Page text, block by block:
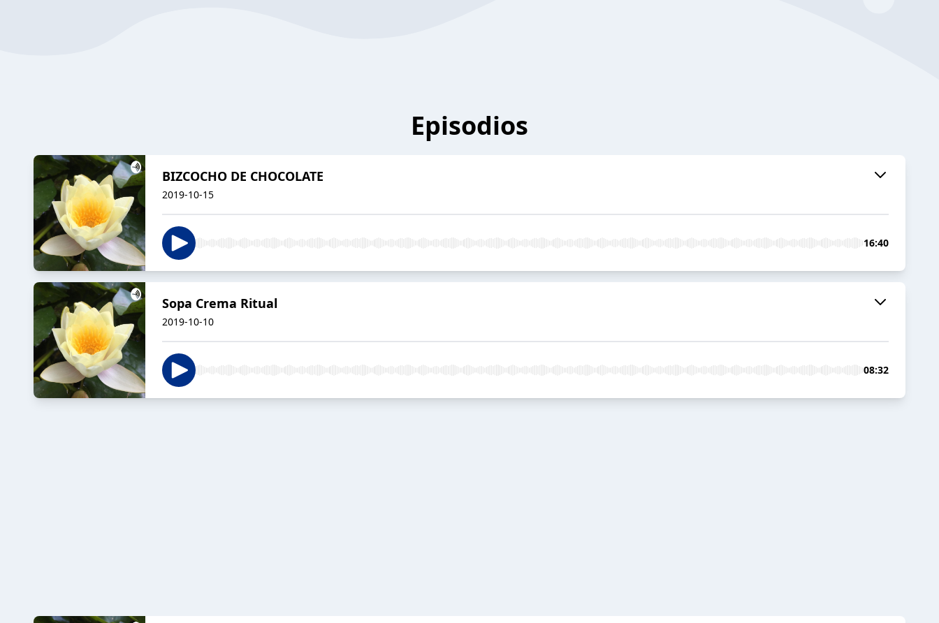
Episodios
BIZCOCHO DE CHOCOLATE
2019-10-15
16:40
Sopa Crema Ritual
2019-10-10
08:32